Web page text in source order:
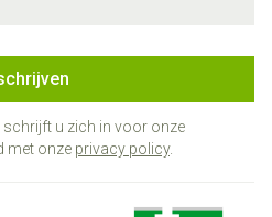
schrijft u zich in voor onze
met onze privacy policy.